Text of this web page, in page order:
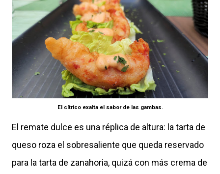
El cítrico exalta el sabor de las gambas.
El remate dulce es una réplica de altura: la tarta de
queso roza el sobresaliente que queda reservado
para la tarta de zanahoria, quizá con más crema de